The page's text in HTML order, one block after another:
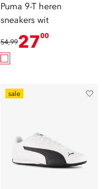
Puma 9-T heren
sneakers wit
54,992700
sale